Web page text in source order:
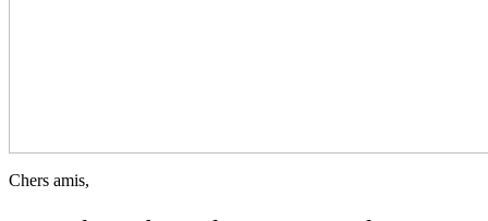
Chers amis,